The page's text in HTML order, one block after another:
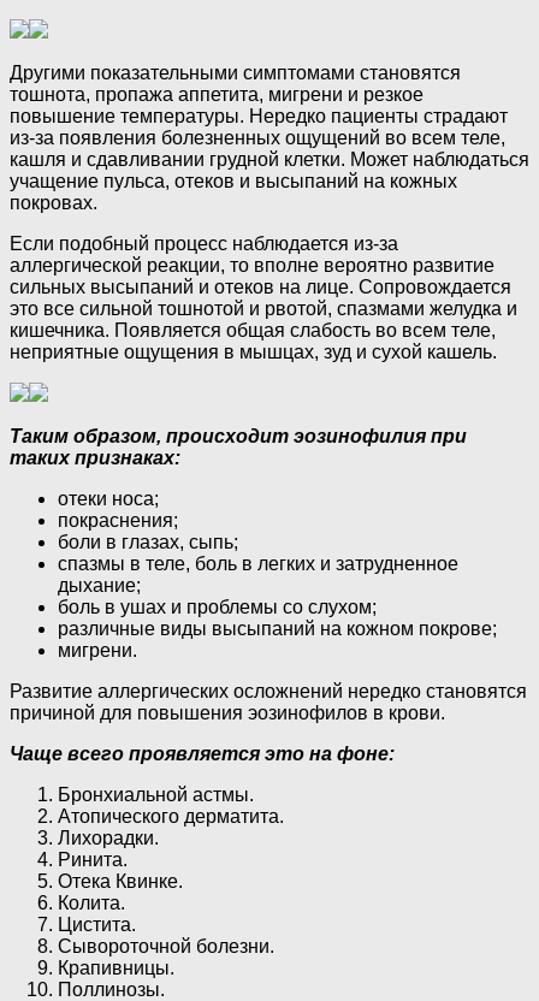
Другими показательными симптомами становятся
тошнота, пропажа аппетита, мигрени и резкое
повышение температуры. Нередко пациенты страдают
из-за появления болезненных ощущений во всем теле,
кашля и сдавливании грудной клетки. Может наблюдаться
учащение пульса, отеков и высыпаний на кожных
покровах.
Если подобный процесс наблюдается из-за
аллергической реакции, то вполне вероятно развитие
сильных высыпаний и отеков на лице. Сопровождается
это все сильной тошнотой и рвотой, спазмами желудка и
кишечника. Появляется общая слабость во всем теле,
неприятные ощущения в мышцах, зуд и сухой кашель.
Таким образом, происходит эозинофилия при
таких признаках:
отеки носа;
покраснения;
боли в глазах, сыпь;
спазмы в теле, боль в легких и затрудненное
дыхание;
боль в ушах и проблемы со слухом;
различные виды высыпаний на кожном покрове;
мигрени.
Развитие аллергических осложнений нередко становятся
причиной для повышения эозинофилов в крови.
Чаще всего проявляется это на фоне:
Бронхиальной астмы.
Атопического дерматита.
Лихорадки.
Ринита.
Отека Квинке.
Колита.
Цистита.
Сывороточной болезни.
Крапивницы.
Поллинозы.